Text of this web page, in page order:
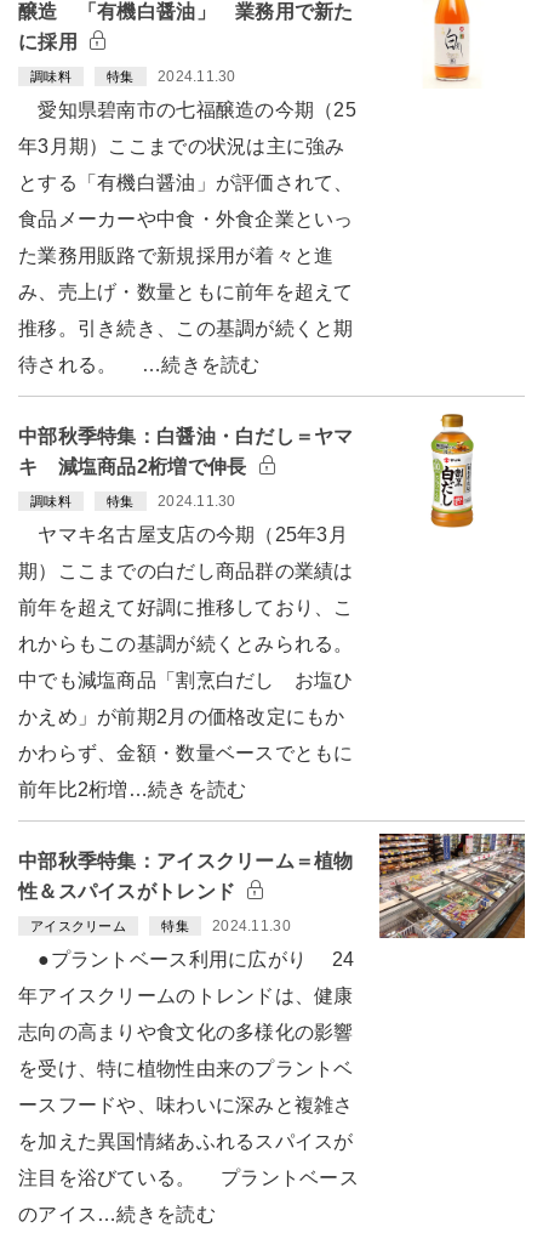
醸造 「有機白醤油」 業務用で新た
に採用
調味料 特集 2024.11.30
愛知県碧南市の七福醸造の今期（25
年3月期）ここまでの状況は主に強み
とする「有機白醤油」が評価されて、
食品メーカーや中食・外食企業といっ
た業務用販路で新規採用が着々と進
み、売上げ・数量ともに前年を超えて
推移。引き続き、この基調が続くと期
待される。 …続きを読む
中部秋季特集：白醤油・白だし＝ヤマ
キ 減塩商品2桁増で伸長
調味料 特集 2024.11.30
ヤマキ名古屋支店の今期（25年3月
期）ここまでの白だし商品群の業績は
前年を超えて好調に推移しており、こ
れからもこの基調が続くとみられる。
中でも減塩商品「割烹白だし お塩ひ
かえめ」が前期2月の価格改定にもか
かわらず、金額・数量ベースでともに
前年比2桁増…続きを読む
中部秋季特集：アイスクリーム＝植物
性＆スパイスがトレンド
アイスクリーム 特集 2024.11.30
●プラントベース利用に広がり 24
年アイスクリームのトレンドは、健康
志向の高まりや食文化の多様化の影響
を受け、特に植物性由来のプラントベ
ースフードや、味わいに深みと複雑さ
を加えた異国情緒あふれるスパイスが
注目を浴びている。 プラントベース
のアイス…続きを読む